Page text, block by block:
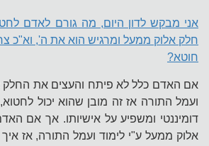
אני מבקש לדון היום, מה גורם לאדם
חלק אלוק ממעל ומרגיש הוא את ה', וא"כ
חוטא?
אם האדם כלל לא פיתח והעצים את החלק
ועמל התורה אז זה מובן שהוא יכול
דומיננטי ומשפיע על אישיותו. אך אם
אלוק ממעל ע"י לימוד ועמל התורה, אז איך